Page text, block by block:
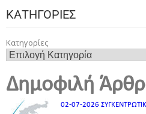
ΚΑΤΗΓΟΡΊΕΣ
Κατηγορίες
Δημοφιλή
02-07-2026